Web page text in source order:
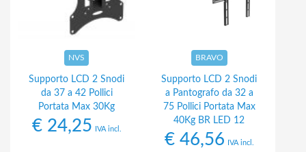
NVS
Supporto LCD 2 Snodi
da 37 a 42 Pollici
Portata Max 30Kg
€24,25 IVA incl.
BRAVO
Supporto LCD 2 Snodi
a Pantografo da 32 a
75 Pollici Portata Max
40Kg BR LED 12
€46,56 IVA incl.